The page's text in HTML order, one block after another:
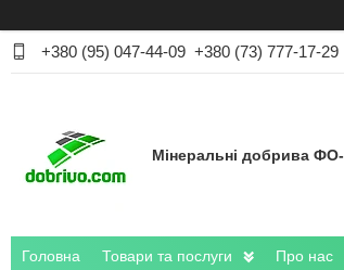
+380 (95) 047-44-09 +380 (73) 777-17-29
Мінеральні добрива
Головна Товари та послуги Про нас